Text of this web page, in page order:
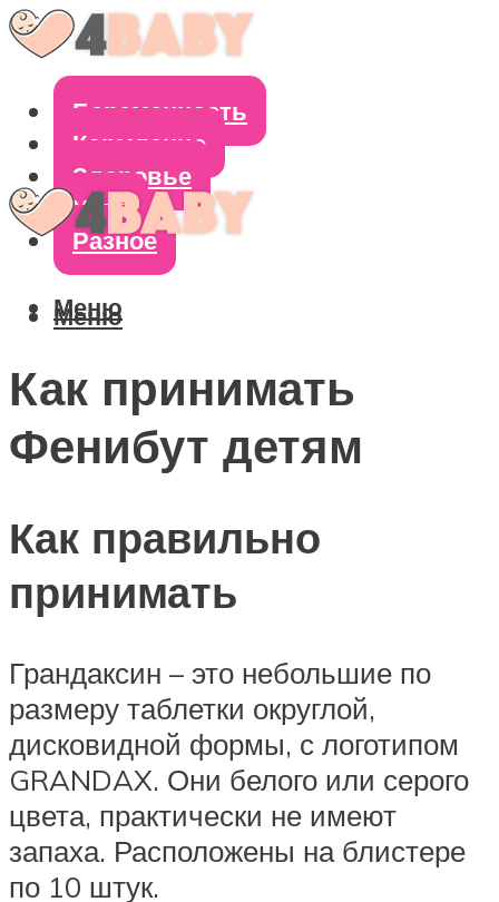
Беременность
Кормление
Здоровье
Уход
Разное
Меню
Меню
Как принимать
Фенибут детям
Как правильно
принимать
Грандаксин – это небольшие по
размеру таблетки округлой,
дисковидной формы, с логотипом
GRANDAX. Они белого или серого
цвета, практически не имеют
запаха. Расположены на блистере
по 10 штук.